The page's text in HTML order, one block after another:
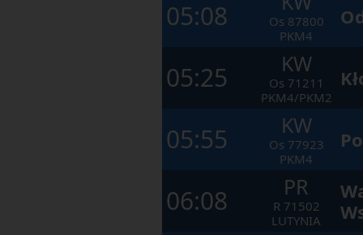
05:08
Os 87800
PKM4
05:25
KW
Os 71211
PKM4/PKM2
05:55
KW
Os 77923
PKM4
06:08
PR
R 71502
LUTYNIA